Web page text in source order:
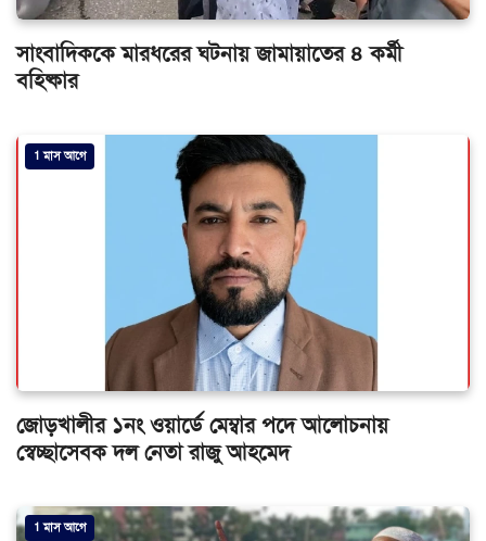
সাংবাদিককে মারধরের ঘটনায় জামায়াতের ৪ কর্মী
বহিষ্কার
1 মাস আগে
জোড়খালীর ১নং ওয়ার্ডে মেম্বার পদে আলোচনায়
স্বেচ্ছাসেবক দল নেতা রাজু আহমেদ
1 মাস আগে